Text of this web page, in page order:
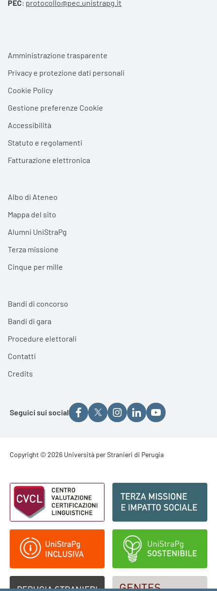
PEC: protocollo@pec.unistrapg.it
Footer menu
Amministrazione trasparente
Privacy e protezione dati personali
Cookie Policy
Gestione preferenze Cookie
Accessibilità
Statuto e regolamenti
Fatturazione elettronica
Albo di Ateneo
Mappa del sito
Alumni UniStraPg
Terza missione
Cinque per mille
Bandi di concorso
Bandi di gara
Procedure elettorali
Contatti
Credits
Seguici sui social
Footer - Copyright
Copyright © 2026 Università per Stranieri di Perugia
Footer - Loghi